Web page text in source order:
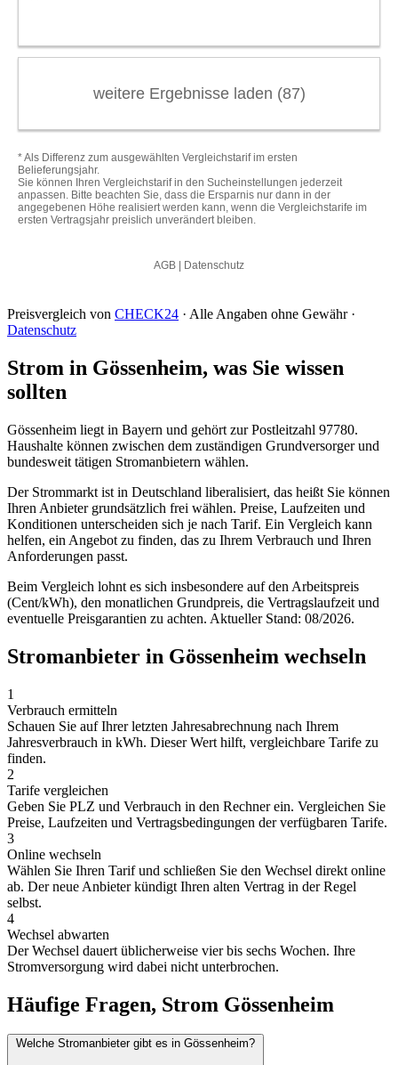
Preisvergleich von CHECK24 · Alle Angaben ohne Gewähr ·
Datenschutz
Strom in Gössenheim, was Sie wissen
sollten
Gössenheim liegt in Bayern und gehört zur Postleitzahl 97780.
Haushalte können zwischen dem zuständigen Grundversorger und
bundesweit tätigen Stromanbietern wählen.
Der Strommarkt ist in Deutschland liberalisiert, das heißt Sie können
Ihren Anbieter grundsätzlich frei wählen. Preise, Laufzeiten und
Konditionen unterscheiden sich je nach Tarif. Ein Vergleich kann
helfen, ein Angebot zu finden, das zu Ihrem Verbrauch und Ihren
Anforderungen passt.
Beim Vergleich lohnt es sich insbesondere auf den Arbeitspreis
(Cent/kWh), den monatlichen Grundpreis, die Vertragslaufzeit und
eventuelle Preisgarantien zu achten. Aktueller Stand: 08/2026.
Stromanbieter in Gössenheim wechseln
1
Verbrauch ermitteln
Schauen Sie auf Ihrer letzten Jahresabrechnung nach Ihrem
Jahresverbrauch in kWh. Dieser Wert hilft, vergleichbare Tarife zu
finden.
2
Tarife vergleichen
Geben Sie PLZ und Verbrauch in den Rechner ein. Vergleichen Sie
Preise, Laufzeiten und Vertragsbedingungen der verfügbaren Tarife.
3
Online wechseln
Wählen Sie Ihren Tarif und schließen Sie den Wechsel direkt online
ab. Der neue Anbieter kündigt Ihren alten Vertrag in der Regel
selbst.
4
Wechsel abwarten
Der Wechsel dauert üblicherweise vier bis sechs Wochen. Ihre
Stromversorgung wird dabei nicht unterbrochen.
Häufige Fragen, Strom Gössenheim
Welche Stromanbieter gibt es in Gössenheim?